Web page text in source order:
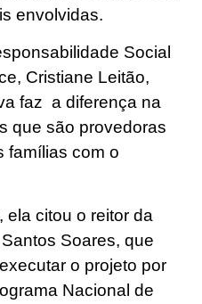
envolvidas.
Social
Cristiane Leitão,
faz a diferença na
que são provedoras
famílias com o
ela citou o reitor da
Soares, que
o projeto por
Nacional de